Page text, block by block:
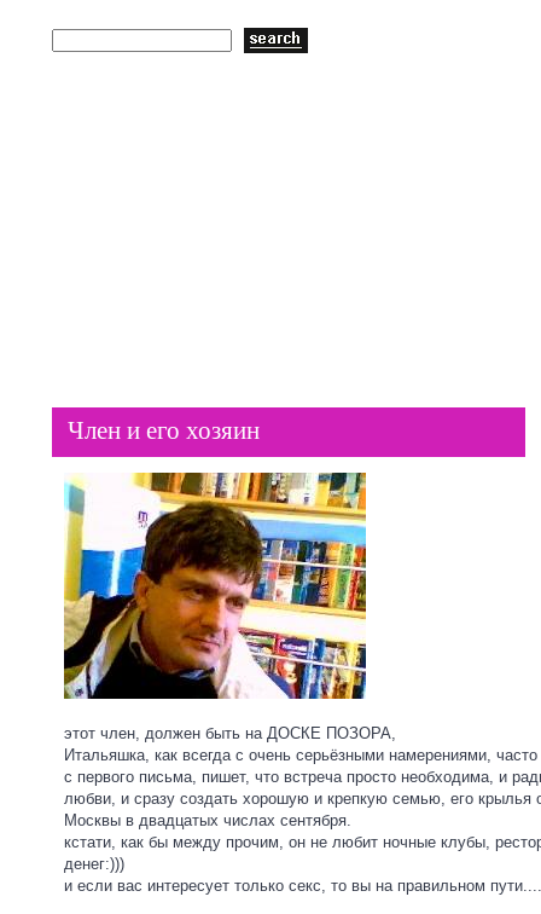
Член и его хозяин
этот член, должен быть на ДОСКЕ ПОЗОРА,
Итальяшка, как всегда с очень серьёзными намерениями,
с первого письма, пишет, что встреча просто необходима, и
любви, и сразу создать хорошую и крепкую семью, его крылья
Москвы в двадцатых числах сентября.
кстати, как бы между прочим, он не любит ночные клубы,
денег:)))
и если вас интересует только секс, то вы на правильном пути....